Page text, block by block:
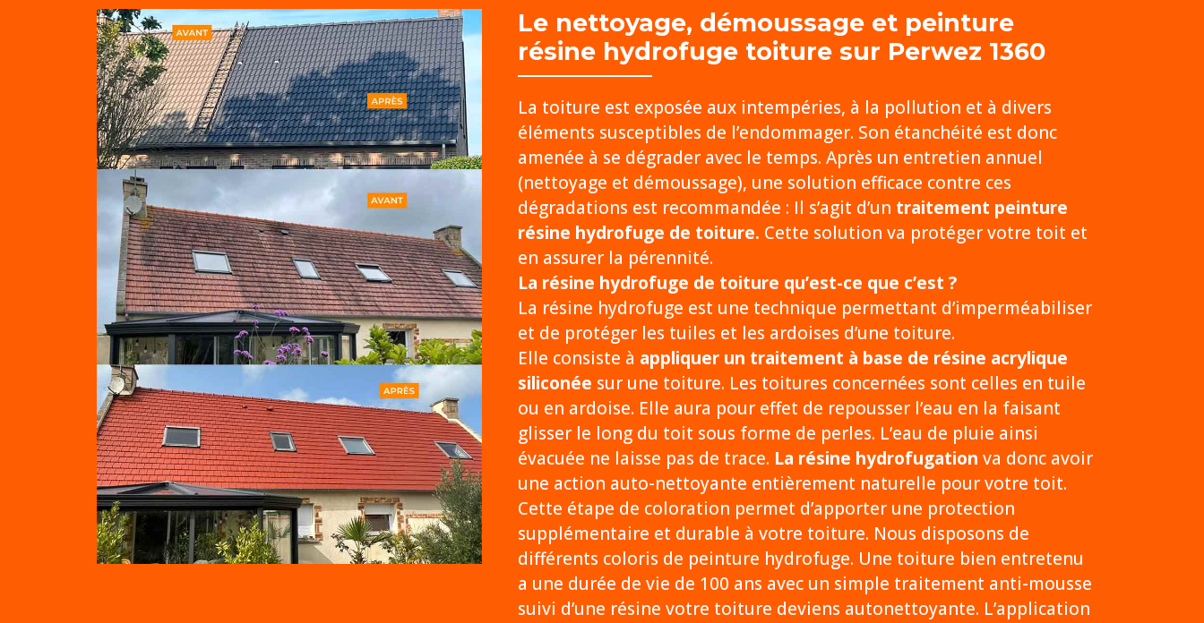
Le nettoyage, démoussage et peinture
résine hydrofuge toiture sur Perwez 1360
La toiture est exposée aux intempéries, à la pollution et à divers
éléments susceptibles de l’endommager. Son étanchéité est donc
amenée à se dégrader avec le temps. Après un entretien annuel
(nettoyage et démoussage), une solution efficace contre ces
dégradations est recommandée : Il s’agit d’un traitement peinture
résine hydrofuge de toiture. Cette solution va protéger votre toit et
en assurer la pérennité.
La résine hydrofuge de toiture qu’est-ce que c’est ?
La résine hydrofuge est une technique permettant d’imperméabiliser
et de protéger les tuiles et les ardoises d’une toiture.
Elle consiste à appliquer un traitement à base de résine acrylique
siliconée sur une toiture. Les toitures concernées sont celles en tuile
ou en ardoise. Elle aura pour effet de repousser l’eau en la faisant
glisser le long du toit sous forme de perles. L’eau de pluie ainsi
évacuée ne laisse pas de trace. La résine hydrofugation va donc avoir
une action auto-nettoyante entièrement naturelle pour votre toit.
Cette étape de coloration permet d’apporter une protection
supplémentaire et durable à votre toiture. Nous disposons de
différents coloris de peinture hydrofuge. Une toiture bien entretenu
a une durée de vie de 100 ans avec un simple traitement anti-mousse
suivi d’une résine votre toiture deviens autonettoyante. L’application